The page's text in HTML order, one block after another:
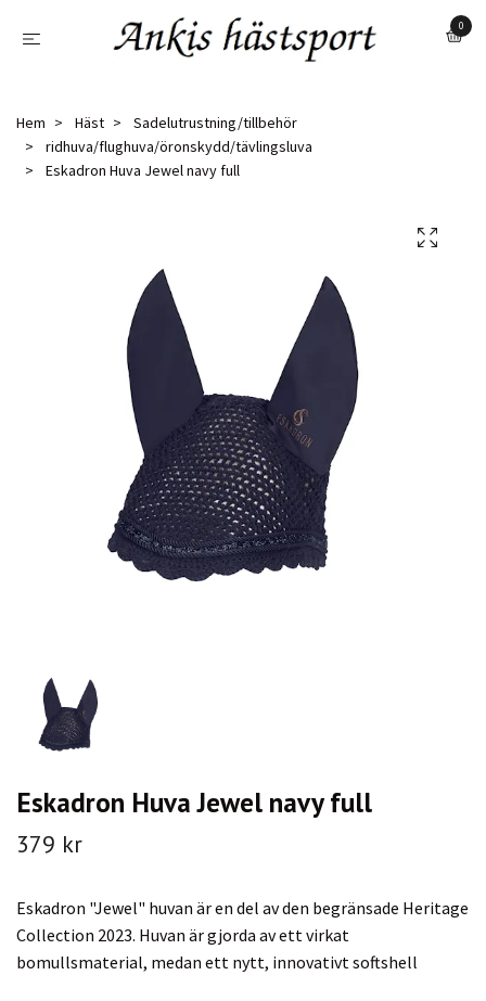
0
Hem Häst
Sadelutrustning/tillbehör
ridhuva/flughuva/öronskydd/tävlingsluva
Eskadron Huva Jewel navy full
Eskadron Huva Jewel navy full
379 kr
Eskadron "Jewel" huvan är en del av den begränsade Heritage
Collection 2023. Huvan är gjorda av ett virkat
bomullsmaterial, medan ett nytt, innovativt softshell